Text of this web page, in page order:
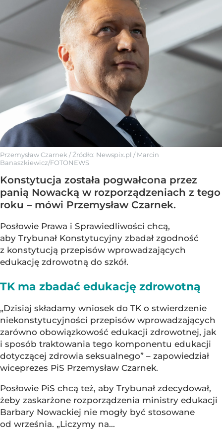
Przemysław Czarnek / Źródło: Newspix.pl /Marcin
Banaszkiewicz/FOTONEWS
Konstytucja została pogwałcona przez
panią Nowacką w rozporządzeniach z tego
roku – mówi Przemysław Czarnek.
Posłowie Prawa i Sprawiedliwości chcą,
aby Trybunał Konstytucyjny zbadał zgodność
z konstytucją przepisów wprowadzających
edukację zdrowotną do szkół.
TK ma zbadać edukację zdrowotną
„Dzisiaj składamy wniosek do TK o stwierdzenie
niekonstytucyjności przepisów wprowadzających
zarówno obowiązkowość edukacji zdrowotnej, jak
i sposób traktowania tego komponentu edukacji
dotyczącej zdrowia seksualnego” – zapowiedział
wiceprezes PiS Przemysław Czarnek.
Posłowie PiS chcą też, aby Trybunał zdecydował,
żeby zaskarżone rozporządzenia ministry edukacji
Barbary Nowackiej nie mogły być stosowane
od września. „Liczymy na...